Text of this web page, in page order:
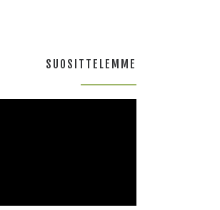
SUOSITTELEMME